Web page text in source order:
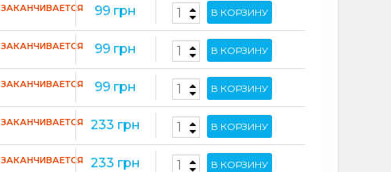
ЗАКАНЧИВАЕТСЯ 99 грн В КОРЗИНУ
ЗАКАНЧИВАЕТСЯ 99 грн В КОРЗИНУ
ЗАКАНЧИВАЕТСЯ 99 грн В КОРЗИНУ
ЗАКАНЧИВАЕТСЯ 233 грн В КОРЗИНУ
ЗАКАНЧИВАЕТСЯ 233 грн В КОРЗИНУ